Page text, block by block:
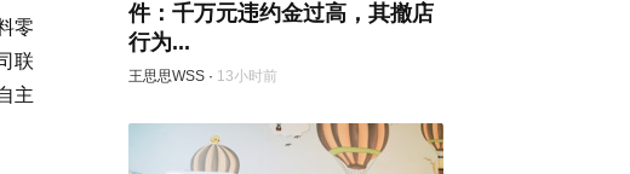
零
联
主
件：千万元违约金过高，其撤店
行为...
王思思WSS · 13小时前